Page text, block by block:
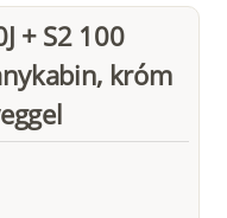
+ S2 100
króm